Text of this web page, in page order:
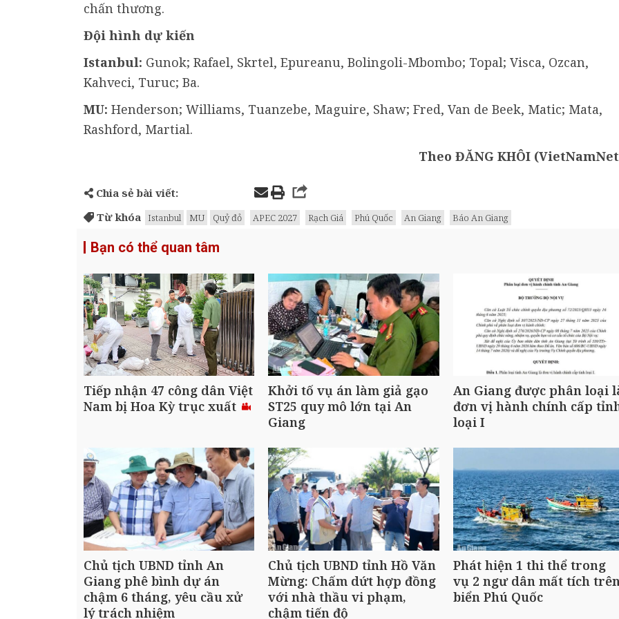
chấn thương.
Đội hình dự kiến
Istanbul: Gunok; Rafael, Skrtel, Epureanu, Bolingoli-Mbombo; Topal; Visca, Ozcan,
Kahveci, Turuc; Ba.
MU: Henderson; Williams, Tuanzebe, Maguire, Shaw; Fred, Van de Beek, Matic; Mata,
Rashford, Martial.
Theo ĐĂNG KHÔI
Chia sẻ bài viết:
Từ khóa
Istanbul MU Quỷ đỏ APEC 2027 Rạch Giá Phú Quốc An Giang Báo An Giang
Bạn có thể quan tâm
Tiếp nhận 47 công dân Việt
Nam bị Hoa Kỳ trục xuất
Khởi tố vụ án làm giả gạo
ST25 quy mô lớn tại An
Giang
An Giang được phân loại
đơn vị hành chính cấp
loại I
Chủ tịch UBND tỉnh An
Giang phê bình dự án
chậm 6 tháng, yêu cầu xử
lý trách nhiệm
Chủ tịch UBND tỉnh Hồ Văn
Mừng: Chấm dứt hợp đồng
với nhà thầu vi phạm,
chậm tiến độ
Phát hiện 1 thi thể trong
vụ 2 ngư dân mất tích
biển Phú Quốc